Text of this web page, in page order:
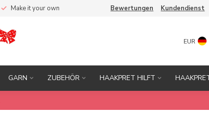
Make it your own Bewertungen Kundendienst
EUR
GARN ZUBEHÖR HAAKPRET HILFT